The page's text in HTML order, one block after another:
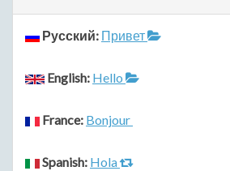
Русский: Привет
English: Hello
France: Bonjour
Spanish: Hola